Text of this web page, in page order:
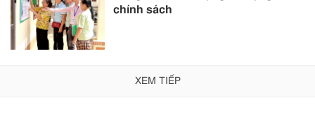
chính sách
XEM TIẾP